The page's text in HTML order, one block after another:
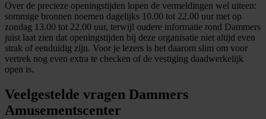
Over de precieze openingstijden lopen de vermeldingen wel uiteen:
sommige bronnen noemen dagelijks 10.00 tot 22.00 uur met op
zondag 13.00 tot 22.00 uur, terwijl oudere informatie rond Dammers
juist laat zien dat openingstijden bij deze organisatie niet altijd even
strak of eenduidig zijn. Voor je lezers is het daarom slim om voor
vertrek nog even extra te checken of de vestiging daadwerkelijk
open is.
Veelgestelde vragen Dammers
Amusementscenter